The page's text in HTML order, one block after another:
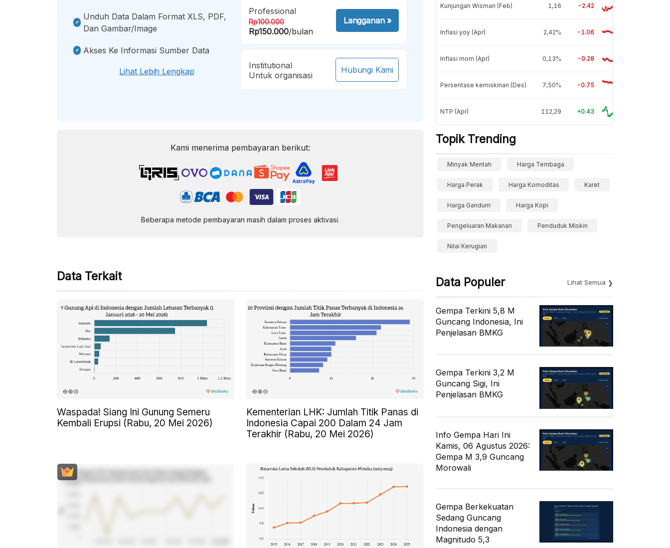
Unduh Data Dalam Format XLS, PDF,
Dan Gambar/image
Akses Ke Informasi Sumber Data
Lihat Lebih Lengkap
Professional
Rp100.000
Rp150.000/bulan
Langganan»
Institutional
Untuk organisasi
Hubungi Kami
Kami menerima pembayaran berikut:
Beberapa metode pembayaran masih dalam proses aktivasi.
Data Terkait
Waspada! Siang Ini Gunung Semeru
Kembali Erupsi (Rabu, 20 Mei 2026)
Kementerian LHK: Jumlah Titik Panas di
Indonesia Capai 200 Dalam 24 Jam
Terakhir (Rabu, 20 Mei 2026)
Kunjungan Wisman (Feb) 1,16 -2.42
Inflasi yoy (Apr) 2,42% -1.06
Inflasi mom (Apr) 0,13% -0.28
Persentase kemiskinan (Des) 7,50% -0.75
NTP (Apr) 112,29 +0.43
Topik Trending
Minyak Mentah Harga Tembaga
Harga Perak Harga Komoditas Karet
Harga Gandum Harga Kopi
Pengeluaran Makanan Penduduk Miskin
Nilai Kerugian
Data Populer Lihat Semua
Gempa Terkini 5,8 M
Guncang Indonesia, Ini
Penjelasan BMKG
Gempa Terkini 3,2 M
Guncang Sigi, Ini
Penjelasan BMKG
Info Gempa Hari Ini
Kamis, 06 Agustus 2026:
Gempa M 3,9 Guncang
Morowali
Gempa Berkekuatan
Sedang Guncang
Indonesia dengan
Magnitudo 5,3